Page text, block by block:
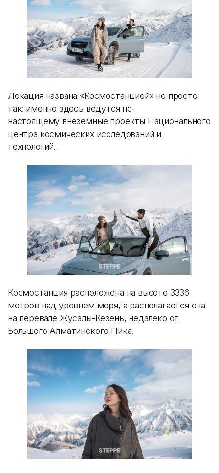
Локация названа «Космостанцией» не просто
так: именно здесь ведутся по-
настоящему внеземные проекты Национального
центра космических исследований и
технологий.
Космостанция расположена на высоте 3336
метров над уровнем моря, а располагается она
на перевале Жусалы-Кезень, недалеко от
Большого Алматинского Пика.